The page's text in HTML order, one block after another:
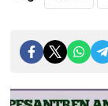
Pemutar